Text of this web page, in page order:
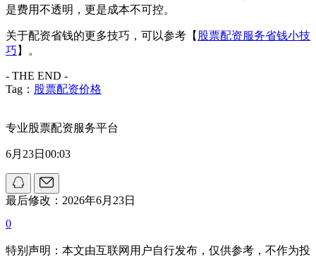
是费用不透明，更是成本不可控。
关于配资省钱的更多技巧，可以参考【 股票配资服务省钱小技
巧 】。
- THE END -
Tag： 股票配资价格
专业股票配资服务平台
6月23日00:03
最后修改：2026年6月23日
0
特别声明：本文由互联网用户自行发布，仅供参考，不作为投